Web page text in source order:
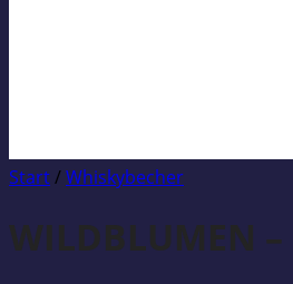
Start/Whiskybecher
WILDBLUMEN